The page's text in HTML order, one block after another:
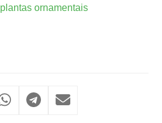
plantas ornamentais